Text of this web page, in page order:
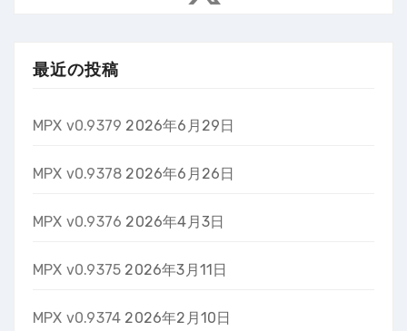
最近の投稿
MPX v0.9379 2026年6月29日
MPX v0.9378 2026年6月26日
MPX v0.9376 2026年4月3日
MPX v0.9375 2026年3月11日
MPX v0.9374 2026年2月10日